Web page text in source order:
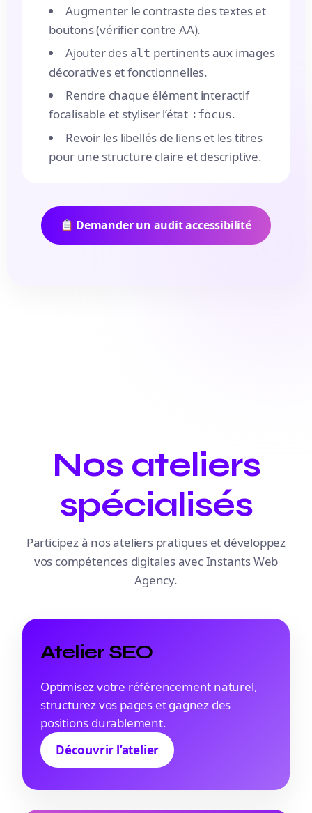
Augmenter le contraste des textes et
boutons (vérifier contre AA).
Ajouter des alt pertinents aux images
décoratives et fonctionnelles.
Rendre chaque élément interactif
focalisable et styliser l’état :focus.
Revoir les libellés de liens et les titres
pour une structure claire et descriptive.
Demander un audit accessibilité
Nos ateliers
spécialisés
Participez à nos ateliers pratiques et développez
vos compétences digitales avec Instants Web
Agency.
Atelier SEO
Optimisez votre référencement naturel,
structurez vos pages et gagnez des
positions durablement.
Découvrir l’atelier